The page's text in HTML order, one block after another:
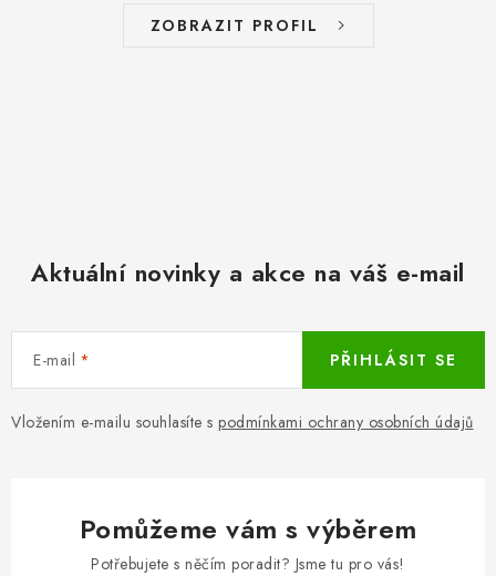
ZOBRAZIT PROFIL
Aktuální novinky a akce na váš e-mail
E-mail
Vložením e-mailu souhlasíte s podmínkami ochrany osobních údajů
PŘIHLÁSIT SE
Pomůžeme vám s výběrem
Potřebujete s něčím poradit? Jsme tu pro vás!